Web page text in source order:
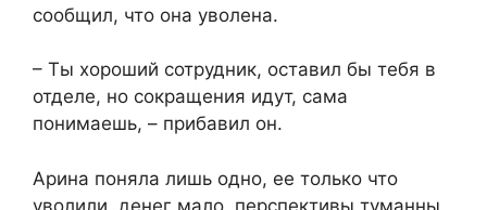
сообщил, что она уволена.
– Ты хороший сотрудник, оставил бы тебя в
отделе, но сокращения идут, сама
понимаешь, – прибавил он.
Арина поняла лишь одно, ее только что
уволили, денег мало, перспективы туманны,